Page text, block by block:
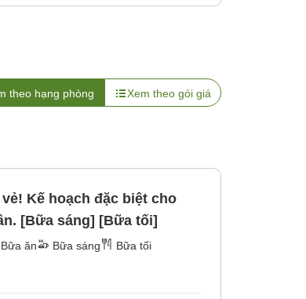
theo hạng phòng Xem theo gói giá
Kế hoạch đặc biệt cho
[Bữa sáng] [Bữa tối]
Bữa ăn Bữa sáng Bữa tối